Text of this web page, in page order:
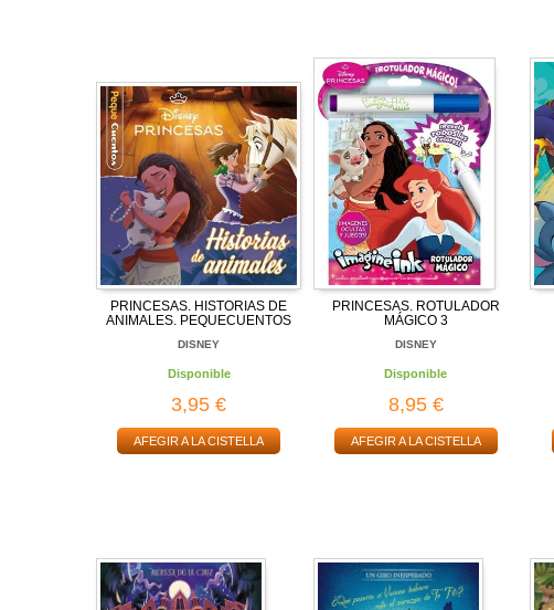
PRINCESAS. HISTORIAS DE
ANIMALES. PEQUECUENTOS
DISNEY
Disponible
3,95 €
AFEGIR A LA CISTELLA
PRINCESAS. ROTULADOR
MÁGICO 3
DISNEY
Disponible
8,95 €
AFEGIR A LA CISTELLA